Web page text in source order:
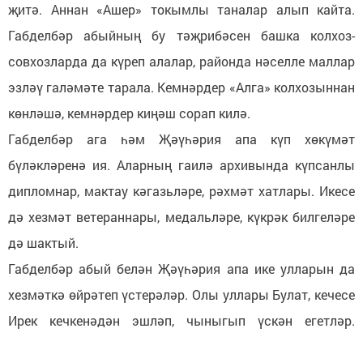
җитә. Аннан «Ашер» токымлы таналар алып кайта.
Габделбәр абыйның бу тәҗрибәсен башка колхоз-
совхозларда да күреп алалар, районда нәселле маллар
эзләү галәмәте тарала. Кемнәрдер «Алга» колхозыннан
көнләшә, кемнәрдер киңәш сорап килә.
Габделбәр ага һәм Җәүһәрия апа күп хөкүмәт
бүләкләренә ия. Аларның гаилә архивында күпсанлы
дипломнар, мактау кәгазьләре, рәхмәт хатлары. Икесе
дә хезмәт ветераннары, медальләре, күкрәк билгеләре
дә шактый.
Габделбәр абый белән Җәүһәрия апа ике улларын да
хезмәткә өйрәтеп үстерәләр. Олы уллары Булат, кечесе
Ирек кечкенәдән эшләп, чыныгып үскән егетләр.